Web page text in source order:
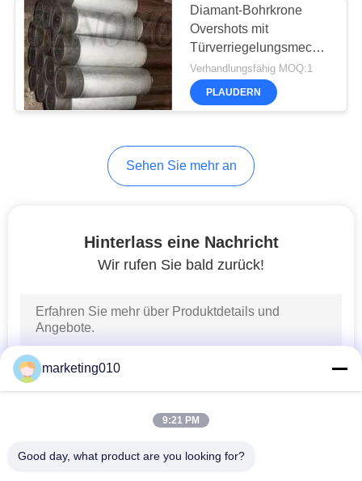
Entsander
Schlitzwandgeräte
Horizontal
Directional Drilling
Diamant-Bohrkrone
Overshots mit
A für das Draht-
Leitungssystem
Verhandlungsfähig MOQ:1
PLAUDERN
Sehen Sie mehr an
Hinterlass eine Nachricht
Wir rufen Sie bald zurück!
marketing010
9:21 PM
Good day, what product are you looking for?